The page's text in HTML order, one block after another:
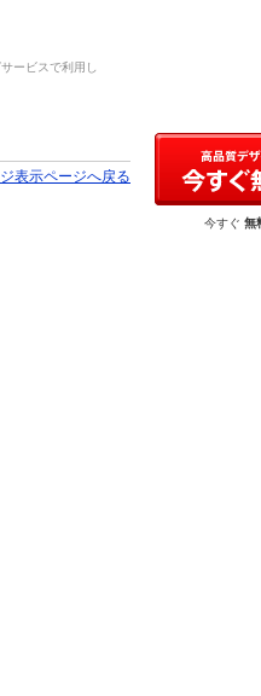
ービスで利用し
表示ページへ戻る
今すぐ 無